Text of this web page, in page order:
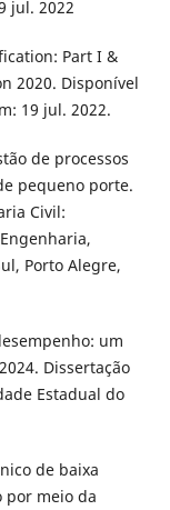
jul. 2022
Part I &
2020. Disponível
19 jul. 2022.
de processos
pequeno porte.
Civil:
Porto Alegre,
um
Dissertação
Estadual do
de baixa
por meio da